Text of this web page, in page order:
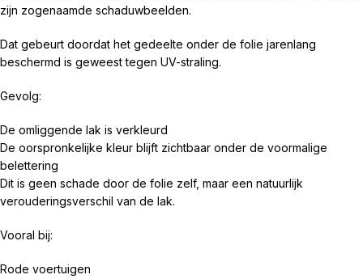
zijn zogenaamde schaduwbeelden.
Dat gebeurt doordat het gedeelte onder de folie jarenlang
beschermd is geweest tegen UV-straling.
Gevolg:
De omliggende lak is verkleurd
De oorspronkelijke kleur blijft zichtbaar onder de voormalige
belettering
Dit is geen schade door de folie zelf, maar een natuurlijk
verouderingsverschil van de lak.
Vooral bij:
Rode voertuigen